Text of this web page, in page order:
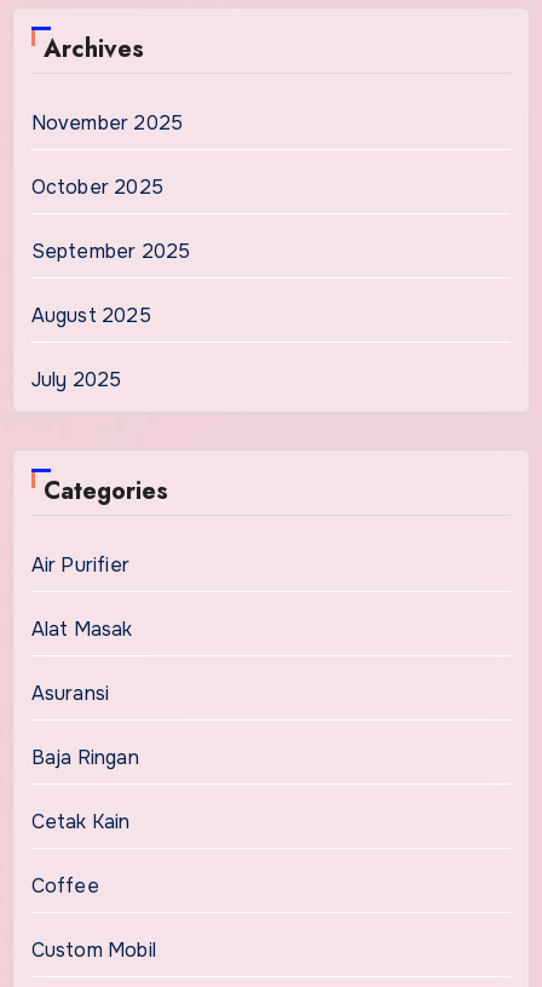
Archives
November 2025
October 2025
September 2025
August 2025
July 2025
Categories
Air Purifier
Alat Masak
Asuransi
Baja Ringan
Cetak Kain
Coffee
Custom Mobil